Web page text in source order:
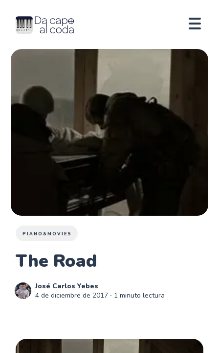
PIANO&MOVIES
The Road
José Carlos Yebes
4 de diciembre de 2017 ∙ 1 minuto lectura